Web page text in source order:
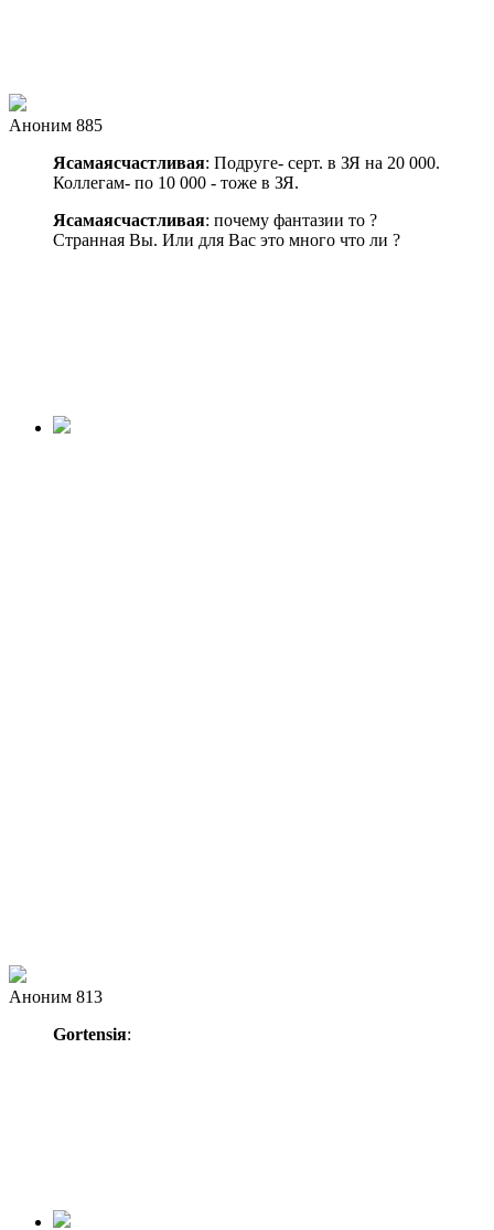
Аноним 885
Ясамаясчастливая: Подруге- серт. в ЗЯ на 20 000.
Коллегам- по 10 000 - тоже в ЗЯ.
Ясамаясчастливая: почему фантазии то ?
Странная Вы. Или для Вас это много что ли ?
Аноним 813
Gortensiя: